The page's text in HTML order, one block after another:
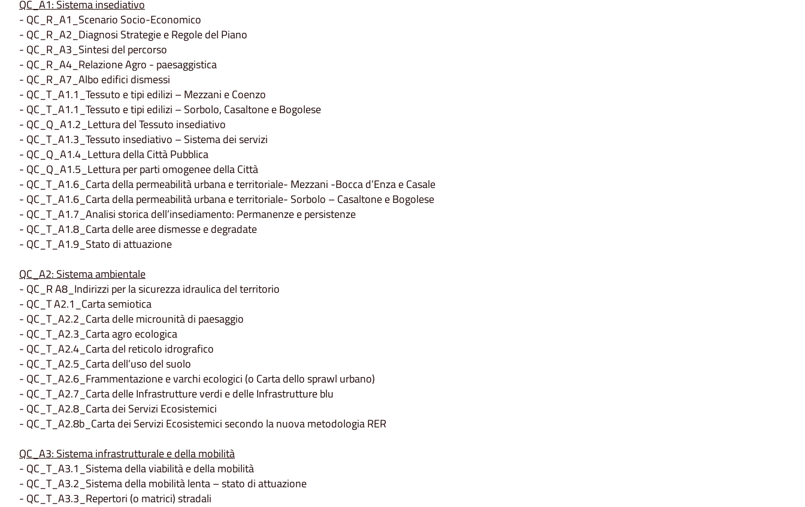
QC_A1: Sistema insediativo
- QC_R_A1_Scenario Socio-Economico
- QC_R_A2_Diagnosi Strategie e Regole del Piano
- QC_R_A3_Sintesi del percorso
- QC_R_A4_Relazione Agro - paesaggistica
- QC_R_A7_Albo edifici dismessi
- QC_T_A1.1_Tessuto e tipi edilizi – Mezzani e Coenzo
- QC_T_A1.1_Tessuto e tipi edilizi – Sorbolo, Casaltone e Bogolese
- QC_Q_A1.2_Lettura del Tessuto insediativo
- QC_T_A1.3_Tessuto insediativo – Sistema dei servizi
- QC_Q_A1.4_Lettura della Città Pubblica
- QC_Q_A1.5_Lettura per parti omogenee della Città
- QC_T_A1.6_Carta della permeabilità urbana e territoriale- Mezzani -Bocca d’Enza e Casale
- QC_T_A1.6_Carta della permeabilità urbana e territoriale- Sorbolo – Casaltone e Bogolese
- QC_T_A1.7_Analisi storica dell’insediamento: Permanenze e persistenze
- QC_T_A1.8_Carta delle aree dismesse e degradate
- QC_T_A1.9_Stato di attuazione
QC_A2: Sistema ambientale
- QC_R A8_Indirizzi per la sicurezza idraulica del territorio
- QC_T A2.1_Carta semiotica
- QC_T_A2.2_Carta delle microunità di paesaggio
- QC_T_A2.3_Carta agro ecologica
- QC_T_A2.4_Carta del reticolo idrografico
- QC_T_A2.5_Carta dell’uso del suolo
- QC_T_A2.6_Frammentazione e varchi ecologici (o Carta dello sprawl urbano)
- QC_T_A2.7_Carta delle Infrastrutture verdi e delle Infrastrutture blu
- QC_T_A2.8_Carta dei Servizi Ecosistemici
- QC_T_A2.8b_Carta dei Servizi Ecosistemici secondo la nuova metodologia RER
QC_A3: Sistema infrastrutturale e della mobilità
- QC_T_A3.1_Sistema della viabilità e della mobilità
- QC_T_A3.2_Sistema della mobilità lenta – stato di attuazione
- QC_T_A3.3_Repertori (o matrici) stradali